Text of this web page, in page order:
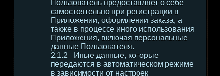
Пользователь предоставляет о себе
самостоятельно при регистрации в
Приложении, оформлении заказа, а
также в процессе иного использования
Приложения, включая персональные
данные Пользователя.
Иные данные, которые
передаются в автоматическом режиме
в зависимости от настроек